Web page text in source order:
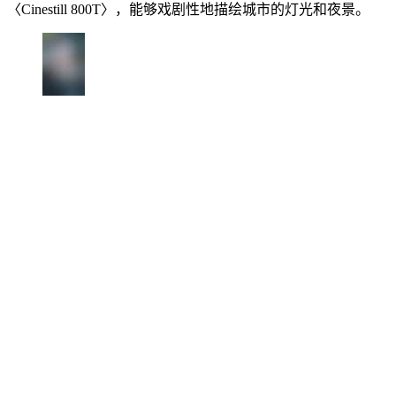
〈Cinestill 800T〉，能够戏剧性地描绘城市的灯光和夜景。